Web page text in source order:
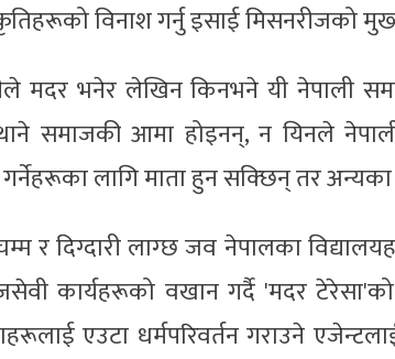
विनाश गर्नु इसाई मिसनरीजको
मदर भनेर लेखिन किनभने यी नेपाली
समाजकी आमा होइनन्, न यिनले
गर्नेहरूका लागि माता हुन सक्छिन् तर
र दिग्दारी लाग्छ जव नेपालका
कार्यहरूको वखान गर्दै 'मदर
एउटा धर्मपरिवर्तन गराउने